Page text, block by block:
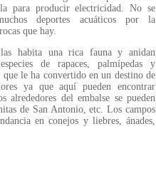
para producir electricidad. No se
deportes acuáticos por la
que hay.
habita una rica fauna y anidan
de rapaces, palmípedas y
que le ha convertido en un destino de
ya que aquí pueden encontrar
alrededores del embalse se pueden
de San Antonio, etc. Los campos
en conejos y liebres, ánades,